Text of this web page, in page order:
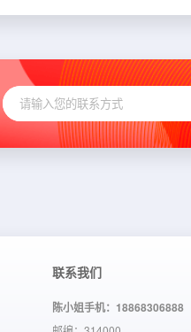
联系我们
陈小姐手机：18868306888